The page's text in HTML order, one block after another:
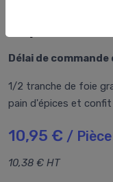
Délai de commande
1/2 tranche de foie
pain d'épices et confit
10,95 € / Pièce
10,38 € HT